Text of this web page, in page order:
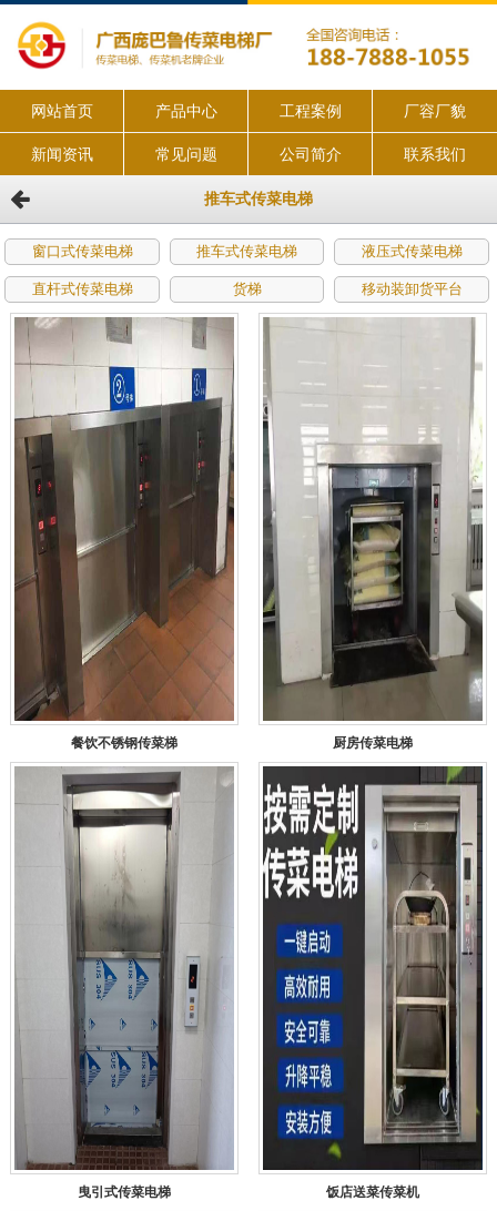
网站首页 产品中心 工程案例 厂容厂貌
新闻资讯 常见问题 公司简介 联系我们
推车式传菜电梯
窗口式传菜电梯 推车式传菜电梯 液压式传菜电梯
直杆式传菜电梯 货梯 移动装卸货平台
餐饮不锈钢传菜梯 厨房传菜电梯
曳引式传菜电梯 饭店送菜传菜机